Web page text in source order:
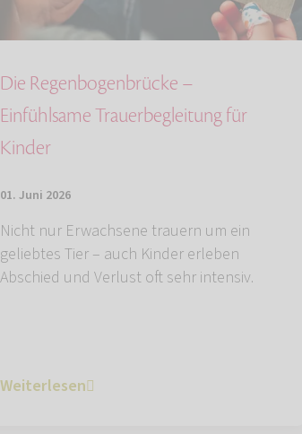
Die Regenbogenbrücke –
Einfühlsame Trauerbegleitung für
Kinder
01. Juni 2026
Nicht nur Erwachsene trauern um ein
geliebtes Tier – auch Kinder erleben
Abschied und Verlust oft sehr intensiv.
Weiterlesen